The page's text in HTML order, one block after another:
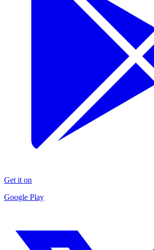
Get it on
Google Play